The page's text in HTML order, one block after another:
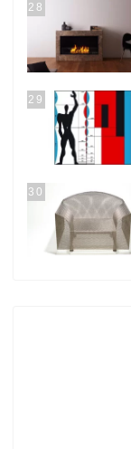
28
29
30